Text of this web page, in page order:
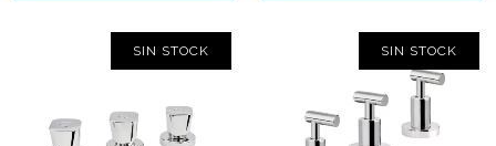
SIN STOCK SIN STOCK